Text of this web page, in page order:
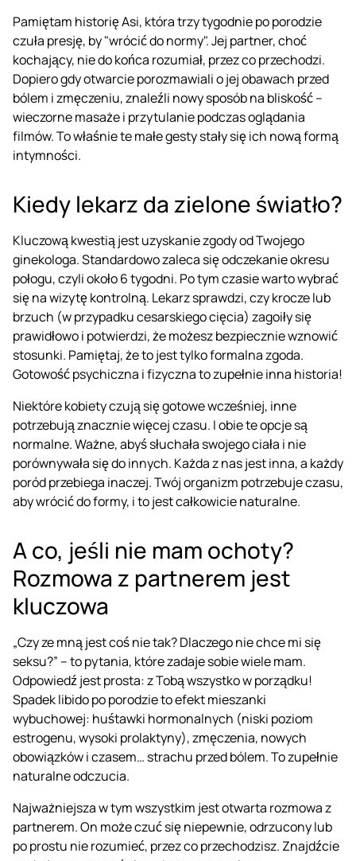
Pamiętam historię Asi, która trzy tygodnie po porodzie
czuła presję, by "wrócić do normy". Jej partner, choć
kochający, nie do końca rozumiał, przez co przechodzi.
Dopiero gdy otwarcie porozmawiali o jej obawach przed
bólem i zmęczeniu, znaleźli nowy sposób na bliskość –
wieczorne masaże i przytulanie podczas oglądania
filmów. To właśnie te małe gesty stały się ich nową formą
intymności.
Kiedy lekarz da zielone światło?
Kluczową kwestią jest uzyskanie zgody od Twojego
ginekologa. Standardowo zaleca się odczekanie okresu
połogu, czyli około 6 tygodni. Po tym czasie warto wybrać
się na wizytę kontrolną. Lekarz sprawdzi, czy krocze lub
brzuch (w przypadku cesarskiego cięcia) zagoiły się
prawidłowo i potwierdzi, że możesz bezpiecznie wznowić
stosunki. Pamiętaj, że to jest tylko formalna zgoda.
Gotowość psychiczna i fizyczna to zupełnie inna historia!
Niektóre kobiety czują się gotowe wcześniej, inne
potrzebują znacznie więcej czasu. I obie te opcje są
normalne. Ważne, abyś słuchała swojego ciała i nie
porównywała się do innych. Każda z nas jest inna, a każdy
poród przebiega inaczej. Twój organizm potrzebuje czasu,
aby wrócić do formy, i to jest całkowicie naturalne.
A co, jeśli nie mam ochoty?
Rozmowa z partnerem jest
kluczowa
„Czy ze mną jest coś nie tak? Dlaczego nie chce mi się
seksu?” – to pytania, które zadaje sobie wiele mam.
Odpowiedź jest prosta: z Tobą wszystko w porządku!
Spadek libido po porodzie to efekt mieszanki
wybuchowej: huśtawki hormonalnych (niski poziom
estrogenu, wysoki prolaktyny), zmęczenia, nowych
obowiązków i czasem… strachu przed bólem. To zupełnie
naturalne odczucia.
Najważniejsza w tym wszystkim jest otwarta rozmowa z
partnerem. On może czuć się niepewnie, odrzucony lub
po prostu nie rozumieć, przez co przechodzisz. Znajdźcie